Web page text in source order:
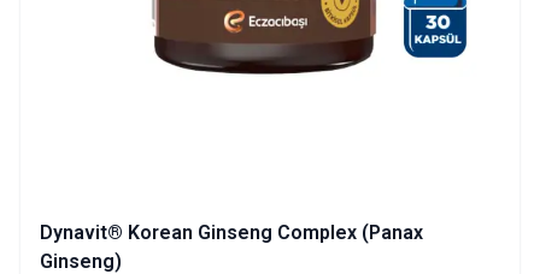
Dynavit® Korean Ginseng Complex (Panax
Ginseng)